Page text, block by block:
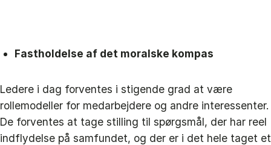
Fastholdelse af det moralske kompas
Ledere i dag forventes i stigende grad at være
rollemodeller for medarbejdere og andre interessenter.
De forventes at tage stilling til spørgsmål, der har reel
indflydelse på samfundet, og der er i det hele taget et